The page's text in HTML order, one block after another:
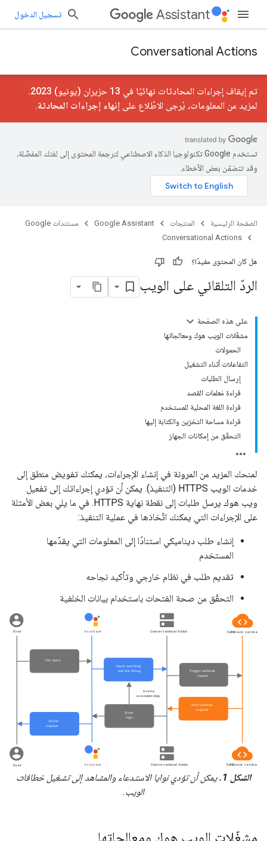
Assistant تسجيل الدخول
Conversational Actions
تم إيقاف إجراءات المحادثات نهائيًا في 13 حزيران (يونيو) 2023.
لمزيد من المعلومات، يُرجى الاطّلاع على إنهاء إجراءات المحادثة.
تستخدم Google تكنولوجيا الذكاء الاصطناعي لترجمة المحتوى إلى لغتك المفضّلة،
وقد تتضمّن بعض الأخطاء.
الصفحة الرئيسية المنتجات Google Assistant
مستندات Google
Conversational Actions
هل كان المحتوى مفيدًا؟
الردّ التلقائي على الويب
على هذه الصفحة
مشغّلات الويب هوك ومعالجاتها
الحمولات
التفاعلات أثناء التشغيل
إرسال الطلبات
قراءة مَعلمات القصد
قراءة اللغة المحلية للمستخدم
قراءة مساحة التخزين والكتابة إليها
التحقّق من إمكانات الجهاز
لمنحك المزيد من المرونة في إنشاء الإجراءات، يمكنك تفويض منطق إلى
خدمات الويب HTTPS (التنفيذ). يمكن أن تؤدي إجراءاتك إلى تفعيل
ويب هوك يرسل طلبات إلى نقطة نهاية HTTPS. في ما يلي بعض الأمثلة
على الإجراءات التي يمكنك اتّخاذها في عملية التنفيذ:
إنشاء طلب ديناميكي استنادًا إلى المعلومات التي يقدّمها
المستخدم
تقديم طلب في نظام خارجي وتأكيد نجاحه
التحقّق من صحة الفتحات باستخدام بيانات الخلفية
الشكل 1.
يمكن أن تؤدي نوايا الاستدعاء والمشاهد إلى تشغيل خطافات
الويب.
مشغّلات الويب هوك ومعالجاتها